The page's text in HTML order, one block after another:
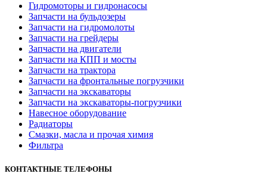
Гидромоторы и гидронасосы
Запчасти на бульдозеры
Запчасти на гидромолоты
Запчасти на грейдеры
Запчасти на двигатели
Запчасти на КПП и мосты
Запчасти на трактора
Запчасти на фронтальные погрузчики
Запчасти на экскаваторы
Запчасти на экскаваторы-погрузчики
Навесное оборудование
Радиаторы
Смазки, масла и прочая химия
Фильтра
КОНТАКТНЫЕ ТЕЛЕФОНЫ